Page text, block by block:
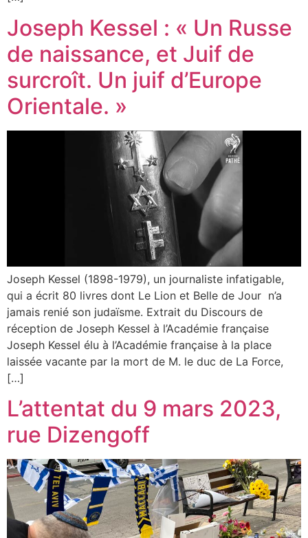
Joseph Kessel : « Un Russe
de naissance, et Juif de
surcroît. Un juif d’Europe
Orientale. »
Joseph Kessel (1898-1979), un journaliste infatigable,
qui a écrit 80 livres dont Le Lion et Belle de Jour n’a
jamais renié son judaïsme. Extrait du Discours de
réception de Joseph Kessel à l’Académie française
Joseph Kessel élu à l’Académie française à la place
laissée vacante par la mort de M. le duc de La Force,
[…]
L’attentat du 9 mars 2023,
rue Dizengoff